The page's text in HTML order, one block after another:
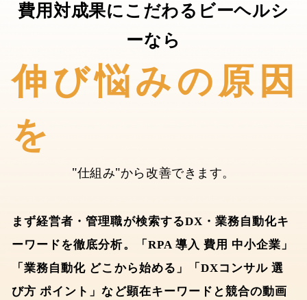
費用対成果にこだわるビーヘルシ
ーなら
伸び悩みの原因
を
"仕組み"から改善できます。
まず経営者・管理職が検索するDX・業務自動化キ
ーワードを徹底分析。「RPA 導入 費用 中小企業」
「業務自動化 どこから始める」「DXコンサル 選
び方 ポイント」など顕在キーワードと競合の動画